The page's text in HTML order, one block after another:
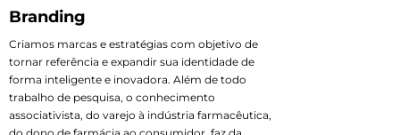
Branding
Criamos marcas e estratégias com objetivo de
tornar referência e expandir sua identidade de
forma inteligente e inovadora. Além de todo
trabalho de pesquisa, o conhecimento
associativista, do varejo à indústria farmacêutica,